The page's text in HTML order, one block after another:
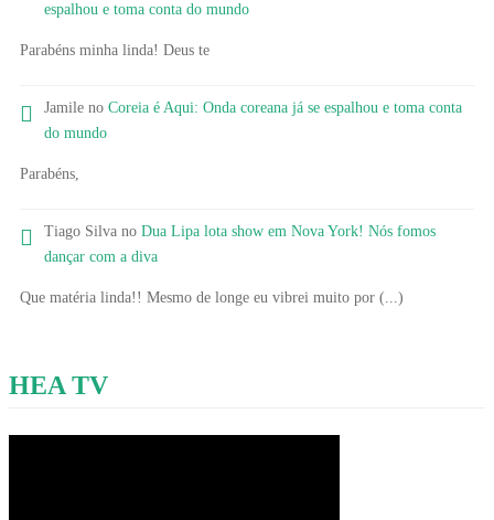
espalhou e toma conta do mundo
Parabéns minha linda! Deus te
Jamile no Coreia é Aqui: Onda coreana já se espalhou e toma conta
do mundo
Parabéns,
Tiago Silva no Dua Lipa lota show em Nova York! Nós fomos
dançar com a diva
Que matéria linda!! Mesmo de longe eu vibrei muito por (...)
HEA TV